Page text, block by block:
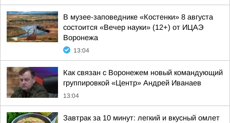
В музее-заповеднике «Костенки» 8 августа
состоится «Вечер науки» (12+) от ИЦАЭ
Воронежа
13:04
Как связан с Воронежем новый командующий
группировкой «Центр» Андрей Иванаев
13:04
Завтрак за 10 минут: легкий и вкусный омлет